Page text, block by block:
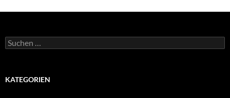
Suchen
nach:
KATEGORIEN